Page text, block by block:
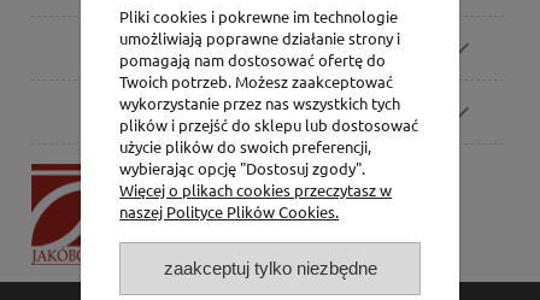
Zamówienia
Pomoc
P.H. Jakóbczak
Dorota Jakóbczak
Bialska 2/4,
42-202 Częstochowa
Pliki cookies i pokrewne im technologie
umożliwiają poprawne działanie strony i
pomagają nam dostosować ofertę do
Twoich potrzeb. Możesz zaakceptować
wykorzystanie przez nas wszystkich tych
plików i przejść do sklepu lub dostosować
użycie plików do swoich preferencji,
wybierając opcję "Dostosuj zgody".
Więcej o plikach cookies przeczytasz w
naszej Polityce Plików Cookies.
zaakceptuj tylko niezbędne